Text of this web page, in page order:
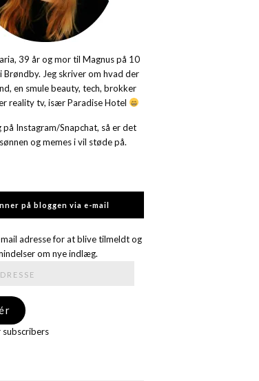
39 år og mor til Magnus på 10
Brøndby. Jeg skriver om hvad der
en smule beauty, tech, brokker
reality tv, især Paradise Hotel
på Instagram/Snapchat, så er det
og memes i vil støde på.
på bloggen via e-mail
adresse for at blive tilmeldt og
om nye indlæg.
subscribers